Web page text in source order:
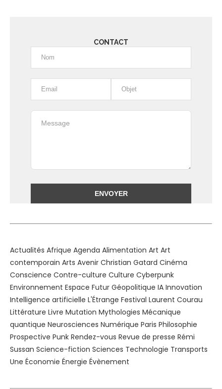
CONTACT
Actualités Afrique Agenda Alimentation Art Art
contemporain Arts Avenir Christian Gatard Cinéma
Conscience Contre-culture Culture Cyberpunk
Environnement Espace Futur Géopolitique IA Innovation
Intelligence artificielle L'Étrange Festival Laurent Courau
Littérature Livre Mutation Mythologies Mécanique
quantique Neurosciences Numérique Paris Philosophie
Prospective Punk Rendez-vous Revue de presse Rémi
Sussan Science-fiction Sciences Technologie Transports
Une Économie Énergie Évènement